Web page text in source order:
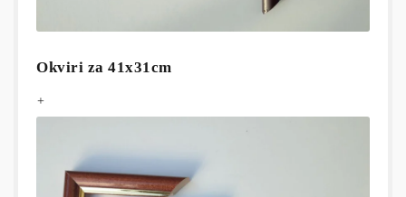
Okviri za 41x31cm
+